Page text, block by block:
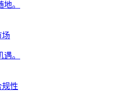
。
场
。
规性